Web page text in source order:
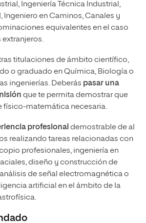
Ingeniería Técnica Industrial,
Ingeniero en Caminos, Canales y
equivalentes en el caso
extranjeros.
titulaciones de ámbito científico,
o graduado en Química, Biología o
ingenierías. Deberás pasar una
que te permita demostrar que
físico-matemática necesaria.
profesional demostrable de al
realizando tareas relacionadas con
profesionales, ingeniería en
diseño y construcción de
de señal electromagnética o
artificial en el ámbito de la